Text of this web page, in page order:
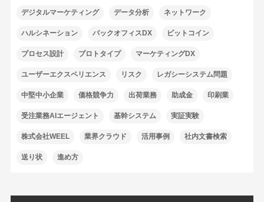
デジタルマーケティング データ分析 ネットワーク
ハルシネーション バックオフィスDX ビットコイン
プロセス設計 プロトタイプ マーケティングDX
ユーザーエクスペリエンス リスク レガシーシステム問題
中堅中小企業 価格競争力 出荷業務 助成金 印刷業
受注業務AIエージェント 基幹システム 実証実験
株式会社WEEL 業界クラウド 活用事例 社内文書検索
送り状 進め方